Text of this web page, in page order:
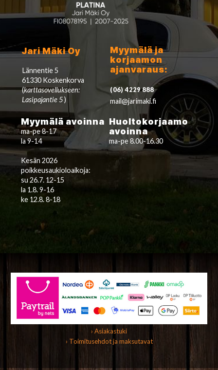
Jari Mäki Oy
Lännentie 5
61330 Koskenkorva
(karttasovellukseen:
Lasipajantie 5)
Myymälä ja
korjaamon
ajanvaraus:
(06) 4229 888
mail@jarimaki.fi
Myymälä avoinna
ma-pe 8-17
la 9-14
Kesän 2026
poikkeusaukioloaikoja:
su 26.7. 12-15
la 1.8. 9-16
ke 12.8. 8-18
Huoltokorjaamo
avoinna
ma-pe 8.00-16.30
› Asiakastuki
› Toimitusehdot ja maksutavat